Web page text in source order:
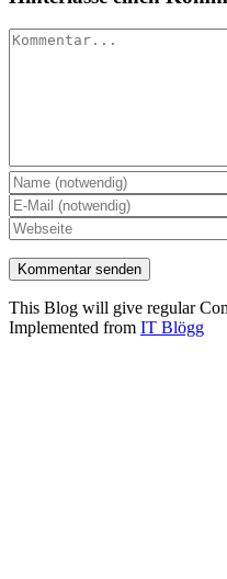
Kommentar
This Blog will give regular
Implemented from IT Blögg